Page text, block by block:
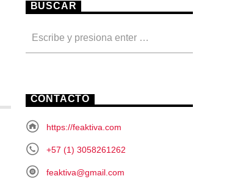
BUSCAR
CONTACTO
https://feaktiva.com
+57 (1) 3058261262
feaktiva@gmail.com